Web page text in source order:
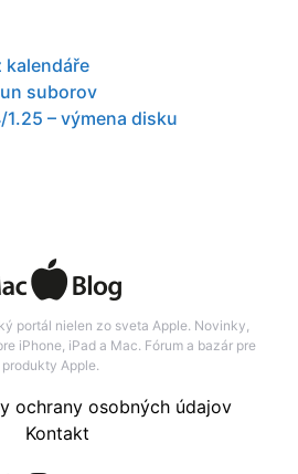
kalendáře
suborov
– výmena disku
portál nielen zo sveta Apple. Novinky,
iPhone, iPad a Mac. Fórum a bazár pre
produkty Apple.
ochrany osobných údajov
Kontakt